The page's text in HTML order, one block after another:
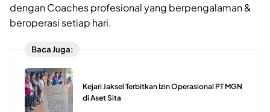
dengan Coaches profesional yang berpengalaman &
beroperasi setiap hari.
Baca Juga:
Kejari Jaksel Terbitkan Izin Operasional PT MGN
di Aset Sita